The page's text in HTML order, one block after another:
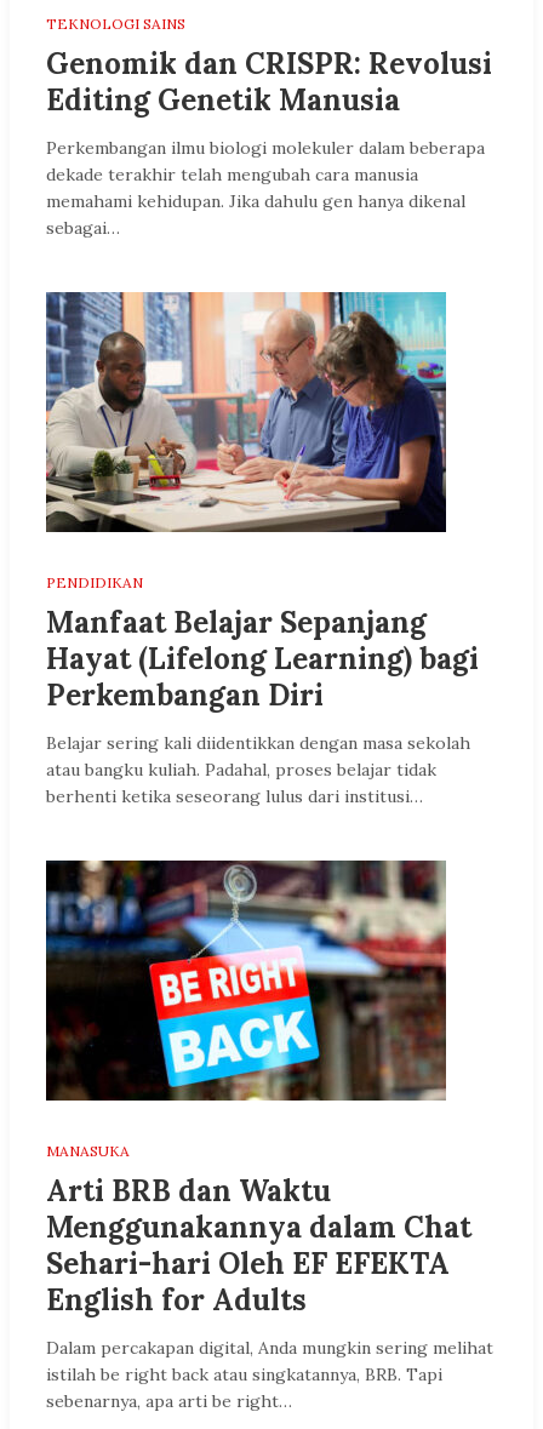
TEKNOLOGI SAINS
Genomik dan CRISPR: Revolusi
Editing Genetik Manusia
Perkembangan ilmu biologi molekuler dalam beberapa
dekade terakhir telah mengubah cara manusia
memahami kehidupan. Jika dahulu gen hanya dikenal
sebagai…
PENDIDIKAN
Manfaat Belajar Sepanjang
Hayat (Lifelong Learning) bagi
Perkembangan Diri
Belajar sering kali diidentikkan dengan masa sekolah
atau bangku kuliah. Padahal, proses belajar tidak
berhenti ketika seseorang lulus dari institusi…
MANASUKA
Arti BRB dan Waktu
Menggunakannya dalam Chat
Sehari-hari Oleh EF EFEKTA
English for Adults
Dalam percakapan digital, Anda mungkin sering melihat
istilah be right back atau singkatannya, BRB. Tapi
sebenarnya, apa arti be right…